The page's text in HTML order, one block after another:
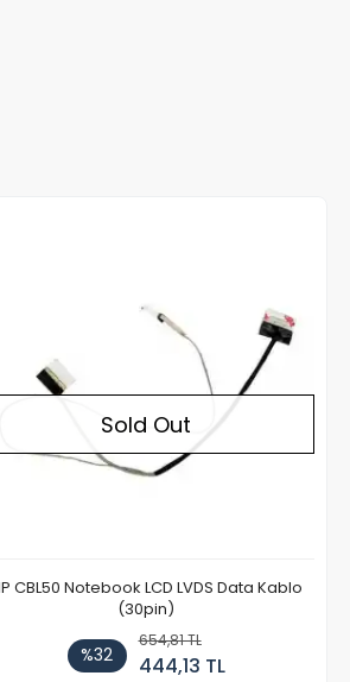
Sold Out
CBL50 Notebook LCD LVDS Data Kablo
(30pin)
%32
654,81 TL
444,13 TL